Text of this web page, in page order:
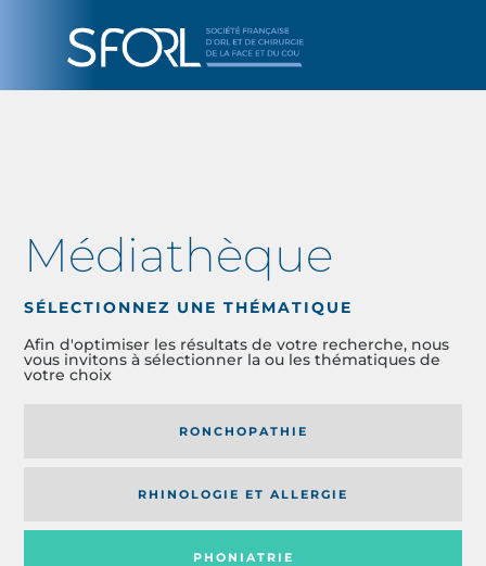
Médiathèque
SÉLECTIONNEZ UNE THÉMATIQUE
Afin d'optimiser les résultats de votre recherche, nous
vous invitons à sélectionner la ou les thématiques de
votre choix
RONCHOPATHIE
RHINOLOGIE ET ALLERGIE
PHONIATRIE